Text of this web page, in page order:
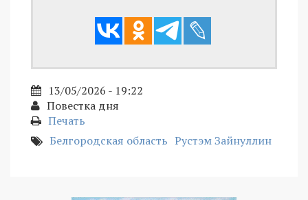
13/05/2026 - 19:22
Повестка дня
Печать
Белгородская область Рустэм Зайнуллин